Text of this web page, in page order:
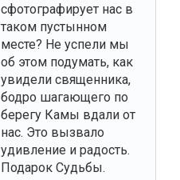
сфотографирует нас в
таком пустынном
месте? Не успели мы
об этом подумать, как
увидели священника,
бодро шагающего по
берегу Камы вдали от
нас. Это вызвало
удивление и радость.
Подарок Судьбы.